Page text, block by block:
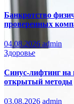
Банкротство
проверенных
04.08.2026 admin
Здоровье
Синус-лифтинг на
открытый методы
03.08.2026 admin